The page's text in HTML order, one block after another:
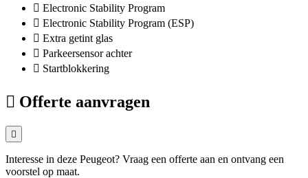
Electronic Stability Program
Electronic Stability Program (ESP)
Extra getint glas
Parkeersensor achter
Startblokkering
Offerte aanvragen
Interesse in deze Peugeot? Vraag een offerte aan en ontvang een
voorstel op maat.